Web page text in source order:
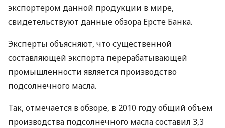
экспортером данной продукции в мире,
свидетельствуют данные обзора Ерсте Банка.
Эксперты объясняют, что существенной
составляющей экспорта перерабатывающей
промышленности является производство
подсолнечного масла.
Так, отмечается в обзоре, в 2010 году общий объем
производства подсолнечного масла составил 3,3